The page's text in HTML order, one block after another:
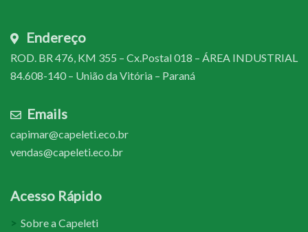
Endereço
ROD. BR 476, KM 355 – Cx.Postal 018 – ÁREA INDUSTRIAL
84.608-140 – União da Vitória – Paraná
Emails
capimar@capeleti.eco.br
vendas@capeleti.eco.br
Acesso Rápido
Sobre a Capeleti